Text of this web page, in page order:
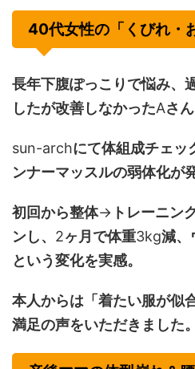
40代女性の「くびれ・
長年下腹ぽっこりで悩み、
したが改善しなかったAさん
sun-archにて体組成チェッ
ンナーマッスルの弱体化が
初回から整体→ トレーニン
ンし、 2ヶ月で体重3kg減、
という変化を実感。
本人からは「着たい服が似
満足の声をいただきました。